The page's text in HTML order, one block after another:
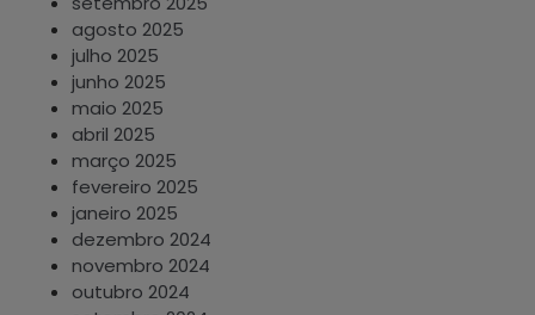
agosto 2025
julho 2025
junho 2025
maio 2025
abril 2025
março 2025
fevereiro 2025
janeiro 2025
dezembro 2024
novembro 2024
outubro 2024